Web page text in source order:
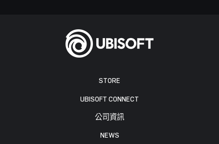
STORE
UBISOFT CONNECT
公司資訊
NEWS